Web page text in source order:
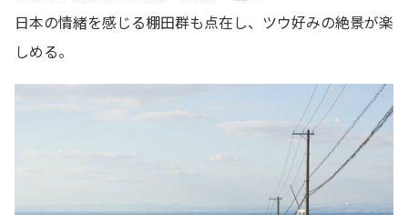
日本の情緒を感じる棚田群も点在し、ツウ好みの絶景が楽
しめる。